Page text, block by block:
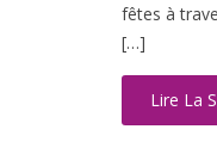
fêtes à
[…]
Lire La